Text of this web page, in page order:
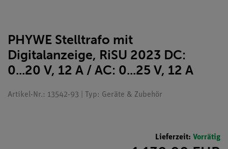
PHYWE Stelltrafo mit
Digitalanzeige, RiSU 2023 DC:
0...20 V, 12 A / AC: 0...25 V, 12 A
Artikel-Nr.: 13542-93 | Typ: Geräte & Zubehör
Lieferzeit: Vorrätig